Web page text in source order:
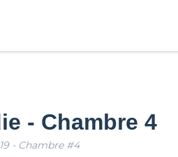
- Chambre 4
- Chambre #4